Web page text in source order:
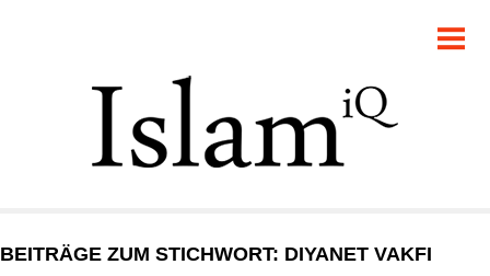
GESELLSCHAFT
STARTSEITE
BEITRÄGE ZUM STICHWORT: DIYANET VAKFI